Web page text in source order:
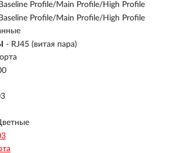
Profile/Main Profile/High Profile
Profile/Main Profile/High Profile
- RJ45 (витая пара)